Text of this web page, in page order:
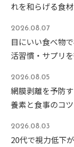
れを和らげる食
2026.08.07
目にいい食べ物
活習慣・サプリ
2026.08.05
網膜剥離を予防
養素と食事のコ
2026.08.03
20代で視力低下